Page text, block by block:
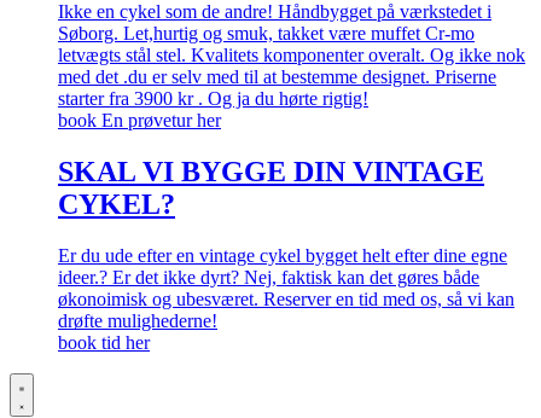
Ikke en cykel som de andre! Håndbygget på værkstedet i
Søborg. Let,hurtig og smuk, takket være muffet Cr-mo
letvægts stål stel. Kvalitets komponenter overalt. Og ikke nok
med det .du er selv med til at bestemme designet. Priserne
starter fra 3900 kr . Og ja du hørte rigtig!
book En prøvetur her
SKAL VI BYGGE DIN VINTAGE
CYKEL?
Er du ude efter en vintage cykel bygget helt efter dine egne
ideer.? Er det ikke dyrt? Nej, faktisk kan det gøres både
økonoimisk og ubesværet. Reserver en tid med os, så vi kan
drøfte mulighederne!
book tid her